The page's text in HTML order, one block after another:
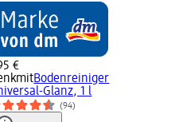
€
Bodenreiniger
Glanz, 1 l
(94)